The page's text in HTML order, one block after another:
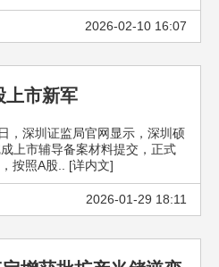
2026-02-10 16:07
上市新军
，深圳证监局官网显示，深圳硕
上市辅导备案材料提交，正式
按照A股.. [详内文]
2026-01-29 18:11